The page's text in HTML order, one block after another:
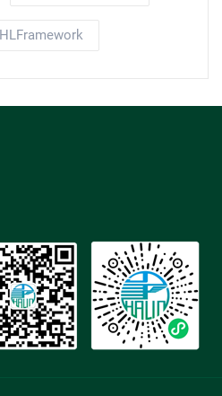
HLFramework